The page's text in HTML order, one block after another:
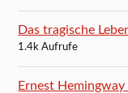
Das tragische
1.4k Aufrufe
Ernest